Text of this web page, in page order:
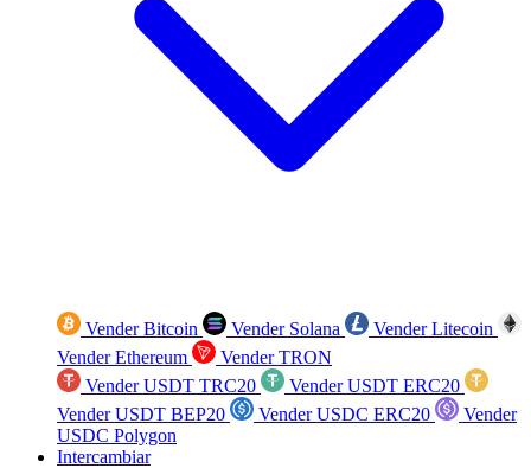
Vender Bitcoin Vender Solana
Vender Litecoin
Vender Ethereum
Vender TRON
Vender USDT TRC20
Vender USDT ERC20
Vender USDT BEP20
Vender USDC ERC20
Vender
USDC Polygon
Intercambiar